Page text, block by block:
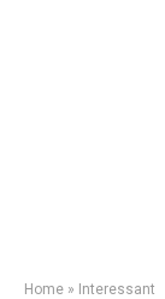
Home » Interessant